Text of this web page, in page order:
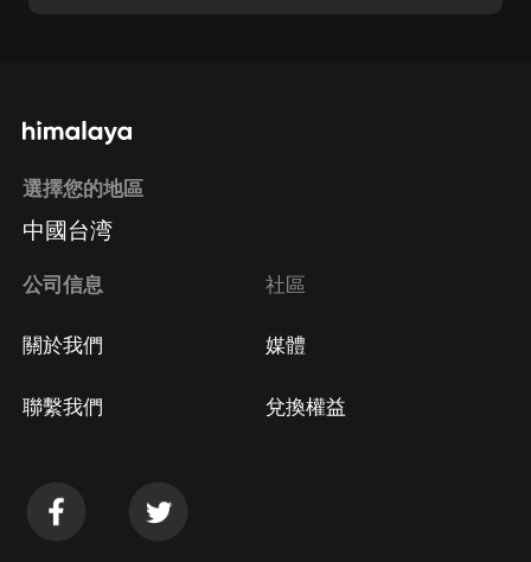
選擇您的地區
中國台湾
公司信息
關於我們
聯繫我們
社區
媒體
兌換權益